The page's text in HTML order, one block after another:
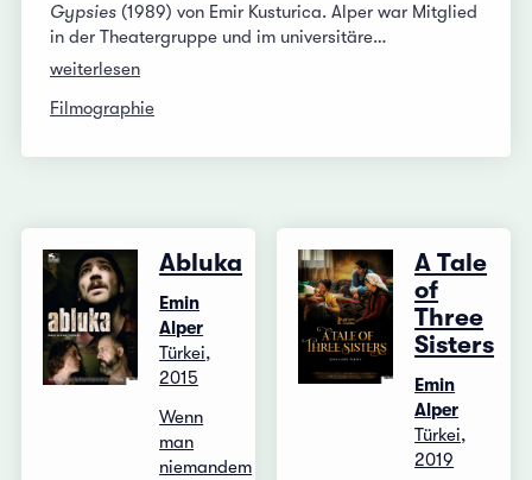
Gypsies (1989) von Emir Kusturica. Alper war Mitglied
in der Theatergruppe und im universitäre…
weiterlesen
Filmographie
Abluka
Emin
Alper
Türkei,
2015
Wenn
man
niemandem
A Tale
of
Three
Sisters
Emin
Alper
Türkei,
2019